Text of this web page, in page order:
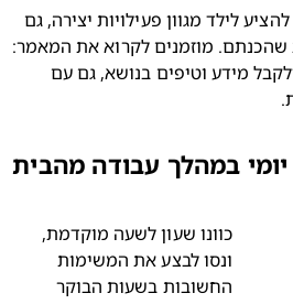
גם במהלך העבודה, אפשר להציע לילד מגוון פעילויות יצירה, גם
בפינת העבודה המאולתרת שהכנתם. מוזמנים לקרוא את המאמר:
ולקבל מידע וטיפים בנושא, גם עם
במהלך עבודה מהבית
כוונו שעון לשעה מוקדמת,
ונסו לבצע את המשימות
החשובות בשעות הבוקר